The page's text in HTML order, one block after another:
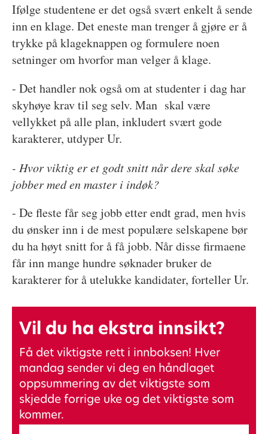
Ifølge studentene er det også svært enkelt å sende
inn en klage. Det eneste man trenger å gjøre er å
trykke på klageknappen og formulere noen
setninger om hvorfor man velger å klage.
- Det handler nok også om at studenter i dag har
skyhøye krav til seg selv. Man skal være
vellykket på alle plan, inkludert svært gode
karakterer, utdyper Ur.
- Hvor viktig er et godt snitt når dere skal søke
jobber med en master i indøk?
- De fleste får seg jobb etter endt grad, men hvis
du ønsker inn i de mest populære selskapene bør
du ha høyt snitt for å få jobb. Når disse firmaene
får inn mange hundre søknader bruker de
karakterer for å utelukke kandidater, forteller Ur.
Vil du ha ekstra innsikt?
Få det viktigste rett i innboksen! Hver
mandag sender vi deg en håndlaget
oppsummering av det viktigste som
skjedde forrige uke og det viktigste som
kommer.